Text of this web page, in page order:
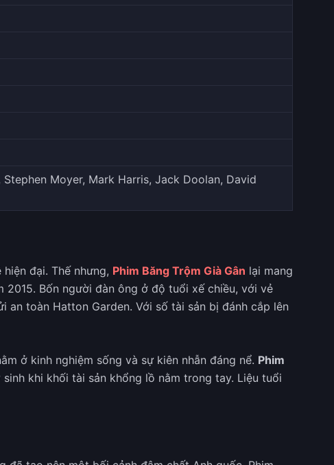
Moyer, Mark Harris, Jack Doolan, David
đại. Thế nhưng, Phim Băng Trộm Già Gân lại mang
Bốn người đàn ông ở độ tuổi xế chiều, với vẻ
toàn Hatton Garden. Với số tài sản bị đánh cắp lên
ở kinh nghiệm sống và sự kiên nhẫn đáng nể. Phim
khi khối tài sản khổng lồ nằm trong tay. Liệu tuổi